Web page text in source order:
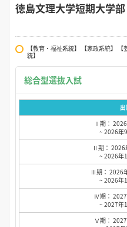
徳島文理大学短期大学部
【教育・福祉系統】 【家政系統】
統】
Ⅰ期： 2026
~ 2026年
Ⅱ期： 2026
~ 2026年
Ⅲ期： 2026
~ 2026年
Ⅳ期： 2027
~ 2027年
Ⅴ期： 2027